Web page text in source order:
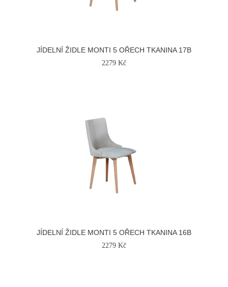
JÍDELNÍ ŽIDLE MONTI 5 OŘECH TKANINA 17B
2279 Kč
JÍDELNÍ ŽIDLE MONTI 5 OŘECH TKANINA 16B
2279 Kč